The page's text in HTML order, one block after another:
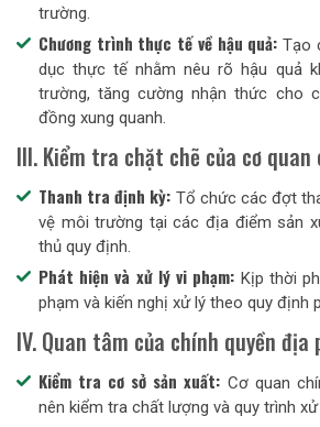
trường.
Chương trình thực tế về hậu quả:Tạo
dục thực tế nhằm nêu rõ hậu quả
trường, tăng cường nhận thức cho
đồng xung quanh.
III. Kiểm tra chặt chẽ của cơ quan
Thanh tra định kỳ: Tổ chức các đợt
vệ môi trường tại các địa điểm sản
thủ quy định.
Phát hiện và xử lý vi phạm: Kịp thời
phạm và kiến nghị xử lý theo quy định
IV. Quan tâm của chính quyền địa
Kiểm tra cơ sở sản xuất: Cơ quan
nên kiểm tra chất lượng và quy trình